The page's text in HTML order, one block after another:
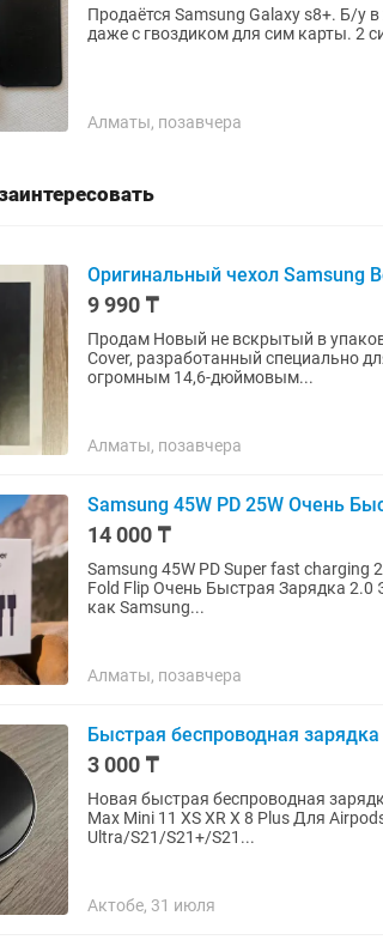
Продаётся Samsung Galaxy s8+. Б/у
даже
Алматы, позавчера
Оригинальный чехол Samsung
9 990 ₸
Продам Новый не вскрытый в
Cover, разработанный специально
огромным 14,6-дюймовым...
Алматы, позавчера
Samsung 45W PD 25W Очень
14 000 ₸
Samsung 45W PD Super fast charging
Fold Flip Очень Быстрая Зарядка 2.0 Эту зарядку клиенты покупают для своих телефонов,таких
как Samsung...
Алматы, позавчера
Быстрая беспроводная зарядка
3 000 ₸
Новая быстрая беспроводная
Max Mini 11 XS XR X 8 Plus Для
Ultra/S21/S21+/S21...
Актобе, 31 июля